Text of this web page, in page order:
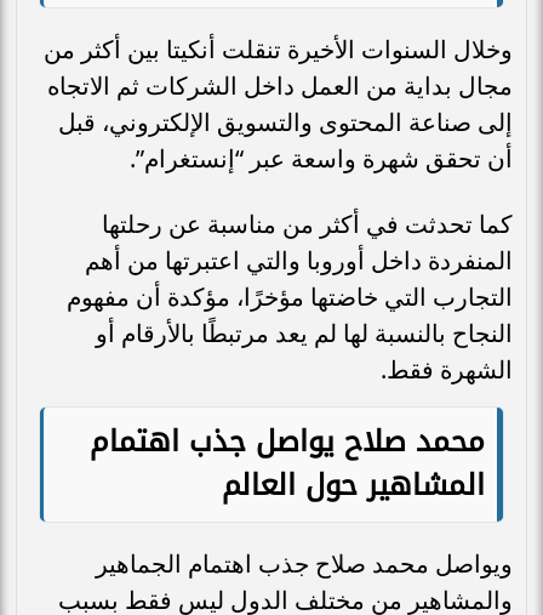
وخلال السنوات الأخيرة تنقلت أنكيتا بين أكثر من
مجال بداية من العمل داخل الشركات ثم الاتجاه
إلى صناعة المحتوى والتسويق الإلكتروني، قبل
أن تحقق شهرة واسعة عبر “إنستغرام”.
كما تحدثت في أكثر من مناسبة عن رحلتها
المنفردة داخل أوروبا والتي اعتبرتها من أهم
التجارب التي خاضتها مؤخرًا، مؤكدة أن مفهوم
النجاح بالنسبة لها لم يعد مرتبطًا بالأرقام أو
الشهرة فقط.
محمد صلاح يواصل جذب اهتمام
المشاهير حول العالم
ويواصل محمد صلاح جذب اهتمام الجماهير
والمشاهير من مختلف الدول ليس فقط بسبب